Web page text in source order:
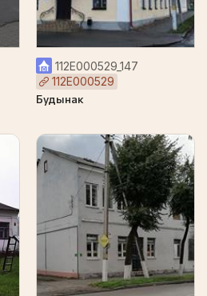
112Е000529_147
112Е000529
Будынак